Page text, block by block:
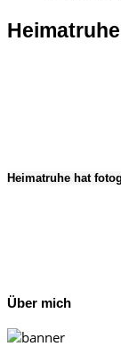
Heimatruhe hat
Über mich